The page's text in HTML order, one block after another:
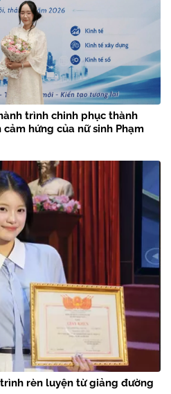
trình chinh phục thành
hứng của nữ sinh Phạm
rèn luyện từ giảng đường